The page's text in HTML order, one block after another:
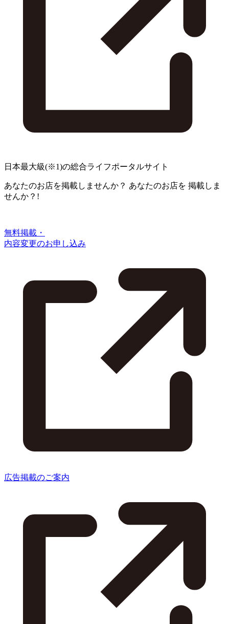
日本最大級(※1)の総合ライフポータルサイト
あなたのお店を掲載しませんか？ あなたのお店を 掲載しま
せんか？!
無料掲載・
内容変更のお申し込み
広告掲載のご案内